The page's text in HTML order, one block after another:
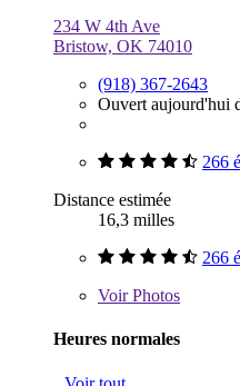
234 W 4th Ave
Bristow, OK 74010
(918) 367-2643
Ouvert aujourd'hui
266
Distance estimée
16,3 milles
266
VoirPhotos
Heures normales